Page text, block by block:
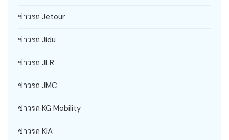
ข่าวรถ Jetour
ข่าวรถ Jidu
ข่าวรถ JLR
ข่าวรถ JMC
ข่าวรถ KG Mobility
ข่าวรถ KIA